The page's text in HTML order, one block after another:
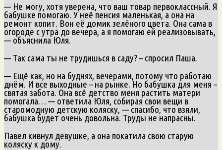
— Не могу, хотя уверена, что ваш товар первоклассный. Я
бабушке помогаю. У неё пенсия маленькая, а она на
ремонт копит. Вон её домик зелёного цвета. Она сама в
огороде с утра до вечера, а я помогаю ей реализовывать,
— объяснила Юля.
— Так сама ты не трудишься в саду? – спросил Паша.
— Ещё как, но на буднях, вечерами, потому что работаю
днём. И все выходные – на рынке. Но бабушка для меня –
святая забота. Она всё детство меня растить матери
помогала… — ответила Юля, собирая свои вещи в
старомодную детскую коляску, — спасибо, что взяли,
бабушка будет очень довольна. Труды не напрасны.
Павел кивнул девушке, а она покатила свою старую
коляску к дому.